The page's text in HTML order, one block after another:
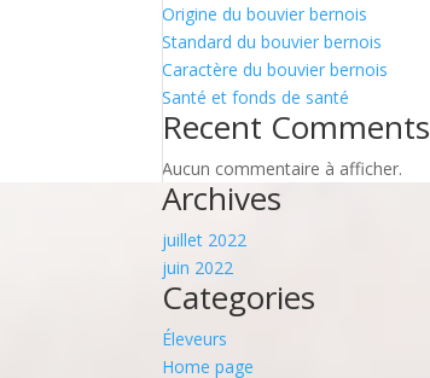
Origine du bouvier bernois
Standard du bouvier bernois
Caractère du bouvier bernois
Santé et fonds de santé
Recent Comments
Aucun commentaire à afficher.
Archives
juillet 2022
juin 2022
Categories
Éleveurs
Home page